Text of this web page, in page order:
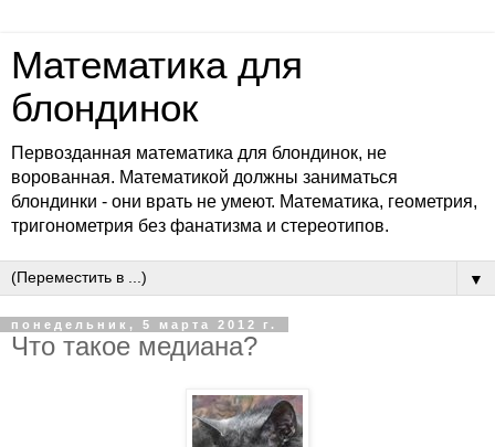
Математика для
блондинок
Первозданная математика для блондинок, не
ворованная. Математикой должны заниматься
блондинки - они врать не умеют. Математика, геометрия,
тригонометрия без фанатизма и стереотипов.
▼
понедельник, 5 марта 2012 г.
Что такое медиана?